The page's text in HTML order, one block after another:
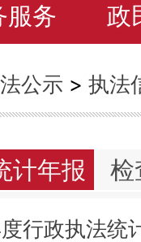
服务 政
公示 > 执法
计年报 检
行政执法统